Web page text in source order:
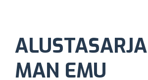
MAN EMU